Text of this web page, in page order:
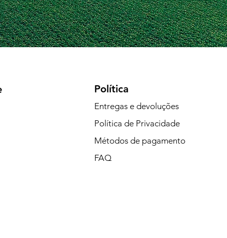
Política
Entregas e devoluções
Política de Privacidade
Métodos de pagamento
FAQ